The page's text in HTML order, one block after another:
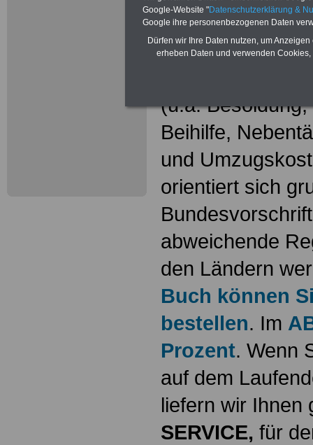
und Beamte"
(u.a.
Beihilfe,
und
orientiert sich
abweichende
den Ländern
Buch können
bestellen. Im
Prozent. Wenn
auf dem
liefern wir
SERVICE, für
Google-Website "Datenschutzerklärung &
Google ihre personenbezogenen Daten
Dürfen wir Ihre Daten nutzen, um
erheben Daten und verwenden